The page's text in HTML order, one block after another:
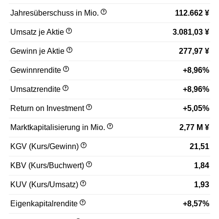
darunter den Betrieb von Contact-Center-Diensten. Der
Dienstleistungen in den Bereichen Immobilienvermietung,
gegründet und hat seinen Hauptsitz in Shibuya, Japan.
Jahresüberschuss in Mio. 112.662 ¥
Umsatz je Aktie 3.081,03 ¥
Gewinn je Aktie 277,97 ¥
Gewinnrendite +8,96%
Umsatzrendite +8,96%
Return on Investment +5,05%
Marktkapitalisierung in Mio. 2,77 M ¥
KGV (Kurs/Gewinn) 21,51
KBV (Kurs/Buchwert) 1,84
KUV (Kurs/Umsatz) 1,93
Eigenkapitalrendite +8,57%